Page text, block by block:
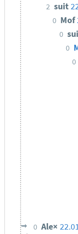
2 suit
0 Mof
0
0
0
0 Ale×